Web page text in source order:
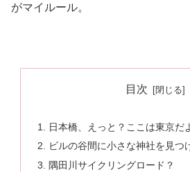
がマイルール。
目次
日本橋、えっと？ここは東京だ
ビルの谷間に小さな神社を見つ
隅田川サイクリングロード？